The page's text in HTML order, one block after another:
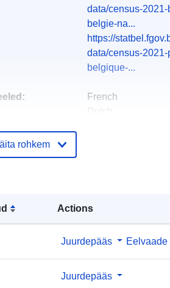
Actions
Juurdepääs Eelvaade
Juurdepääs
data/census-
belgie-na...
https://
data/census-
belgique-...
French
Dutch
Koduleht:
https://
Statbel (Direction
Statistique -
rohkem